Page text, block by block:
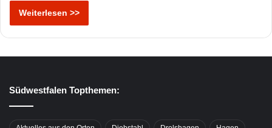
Weiterlesen >>
Südwestfalen Topthemen: